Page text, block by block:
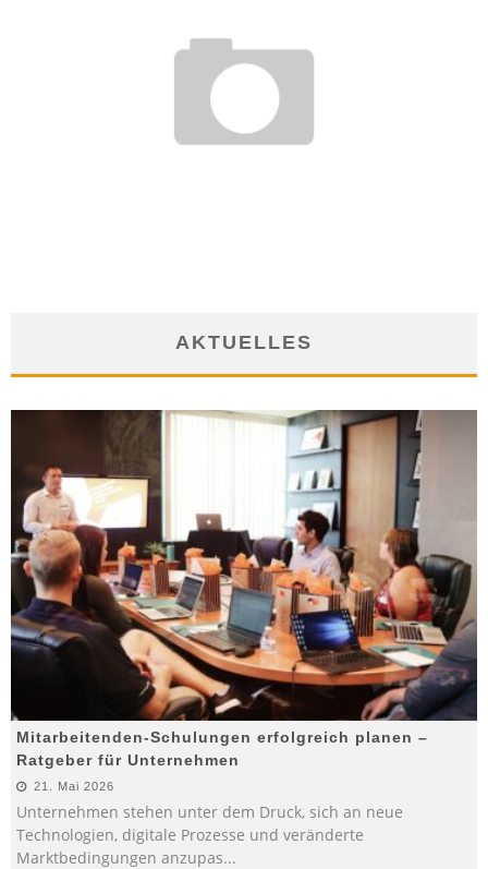
AKTUELLES
Mitarbeitenden-Schulungen erfolgreich planen –
Ratgeber für Unternehmen
21. Mai 2026
Unternehmen stehen unter dem Druck, sich an neue
Technologien, digitale Prozesse und veränderte
Marktbedingungen anzupas...